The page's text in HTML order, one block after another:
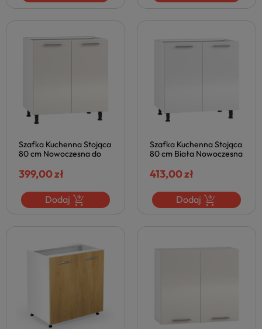
Szafka Kuchenna Stojąca
80 cm Nowoczesna do
Połysk Halmar
399,00 zł
Dodaj
Szafka Kuchenna Stojąca
80 cm Biała Nowoczesna
Połysk Halmar
413,00 zł
Dodaj